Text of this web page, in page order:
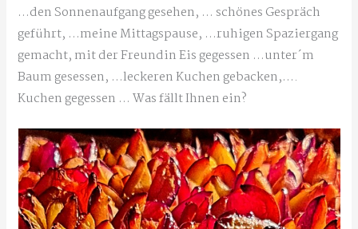
…den Sonnenaufgang gesehen, … schönes Gespräch
geführt, …meine Mittagspause, …ruhigen Spaziergang
gemacht, mit der Freundin Eis gegessen …unter´m
Baum gesessen, …leckeren Kuchen gebacken,….
Kuchen gegessen … Was fällt Ihnen ein?